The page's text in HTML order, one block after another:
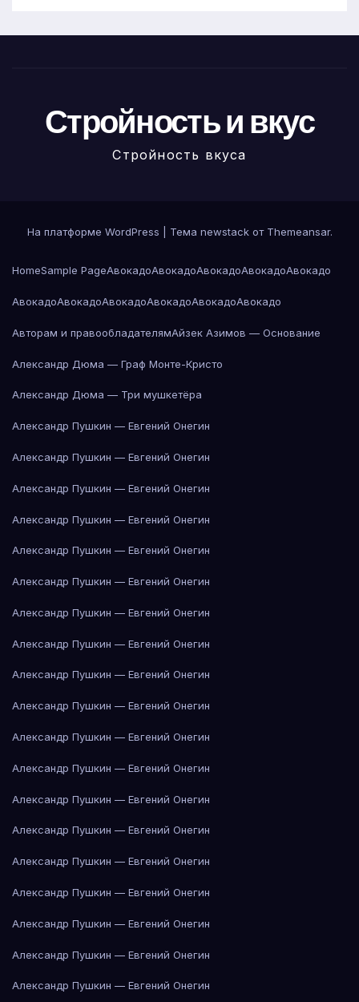
Стройность и вкус
Стройность вкуса
На платформе WordPress Тема newstack от Themeansar.
HomeSample PageАвокадоАвокадоАвокадоАвокадоАвокадо
АвокадоАвокадоАвокадоАвокадоАвокадоАвокадо
Авторам и правообладателямАйзек Азимов — Основание
Александр Дюма — Граф Монте-Кристо
Александр Дюма — Три мушкетёра
Александр Пушкин — Евгений Онегин
Александр Пушкин — Евгений Онегин
Александр Пушкин — Евгений Онегин
Александр Пушкин — Евгений Онегин
Александр Пушкин — Евгений Онегин
Александр Пушкин — Евгений Онегин
Александр Пушкин — Евгений Онегин
Александр Пушкин — Евгений Онегин
Александр Пушкин — Евгений Онегин
Александр Пушкин — Евгений Онегин
Александр Пушкин — Евгений Онегин
Александр Пушкин — Евгений Онегин
Александр Пушкин — Евгений Онегин
Александр Пушкин — Евгений Онегин
Александр Пушкин — Евгений Онегин
Александр Пушкин — Евгений Онегин
Александр Пушкин — Евгений Онегин
Александр Пушкин — Евгений Онегин
Александр Пушкин — Евгений Онегин